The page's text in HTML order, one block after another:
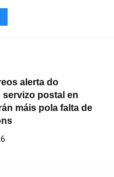
alerta do
postal en
máis pola falta de